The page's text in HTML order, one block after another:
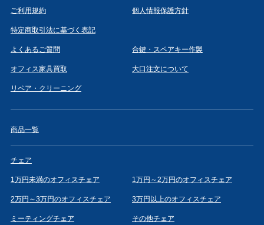
ご利用規約 個人情報保護方針
特定商取引法に基づく表記
よくあるご質問 合鍵・スペアキー作製
オフィス家具買取 大口注文について
リペア・クリーニング
商品一覧
チェア
1万円未満のオフィスチェア 1万円～2万円のオフィスチェア
2万円～3万円のオフィスチェア 3万円以上のオフィスチェア
ミーティングチェア その他チェア